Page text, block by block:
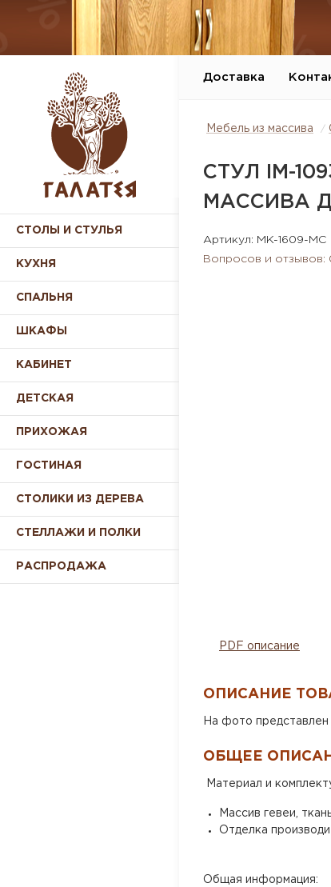
Доставка
СТОЛЫ И СТУЛЬЯ
КУХНЯ
СПАЛЬНЯ
ШКАФЫ
КАБИНЕТ
ДЕТСКАЯ
ПРИХОЖАЯ
ГОСТИНАЯ
СТОЛИКИ ИЗ ДЕРЕВА
СТЕЛЛАЖИ И ПОЛКИ
РАСПРОДАЖА
Мебель из массива
СТУЛ IM-
МАССИВА
Артикул: MK-1609-MC
Вопросов и отзывов:
PDF описание
ОПИСАНИЕ
На фото представлен
ОБЩЕЕ
Материал и
Массив гевеи,
Отделка
Общая информация: